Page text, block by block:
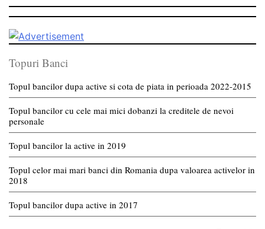
Topuri Banci
Topul bancilor dupa active si cota de piata in perioada 2022-2015
Topul bancilor cu cele mai mici dobanzi la creditele de nevoi
personale
Topul bancilor la active in 2019
Topul celor mai mari banci din Romania dupa valoarea activelor in
2018
Topul bancilor dupa active in 2017